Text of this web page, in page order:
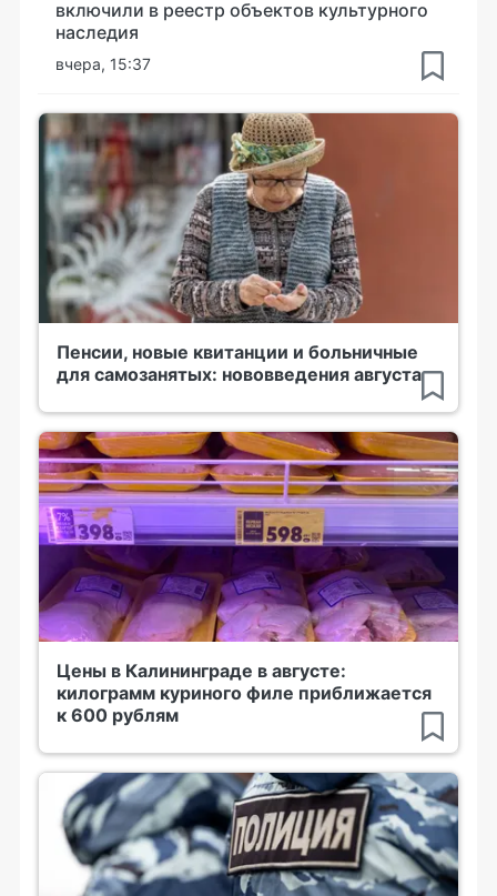
включили в реестр объектов культурного
наследия
вчера, 15:37
Пенсии, новые квитанции и больничные
для самозанятых: нововведения августа
Цены в Калининграде в августе:
килограмм куриного филе приближается
к 600 рублям